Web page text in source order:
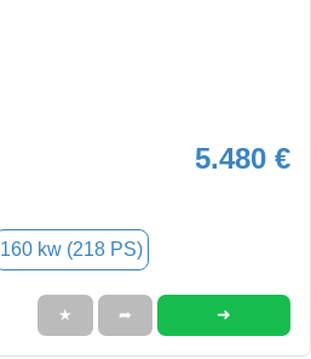
5.480 €
160 kw (218 PS)
★ ➦ ➜